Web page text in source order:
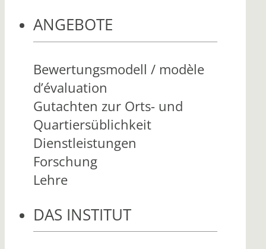
ANGEBOTE
Bewertungsmodell / modèle
d’évaluation
Gutachten zur Orts- und
Quartiersüblichkeit
Dienstleistungen
Forschung
Lehre
DAS INSTITUT